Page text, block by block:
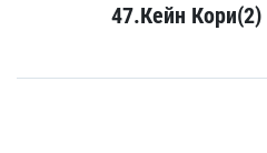
47.Кейн Кори(2)